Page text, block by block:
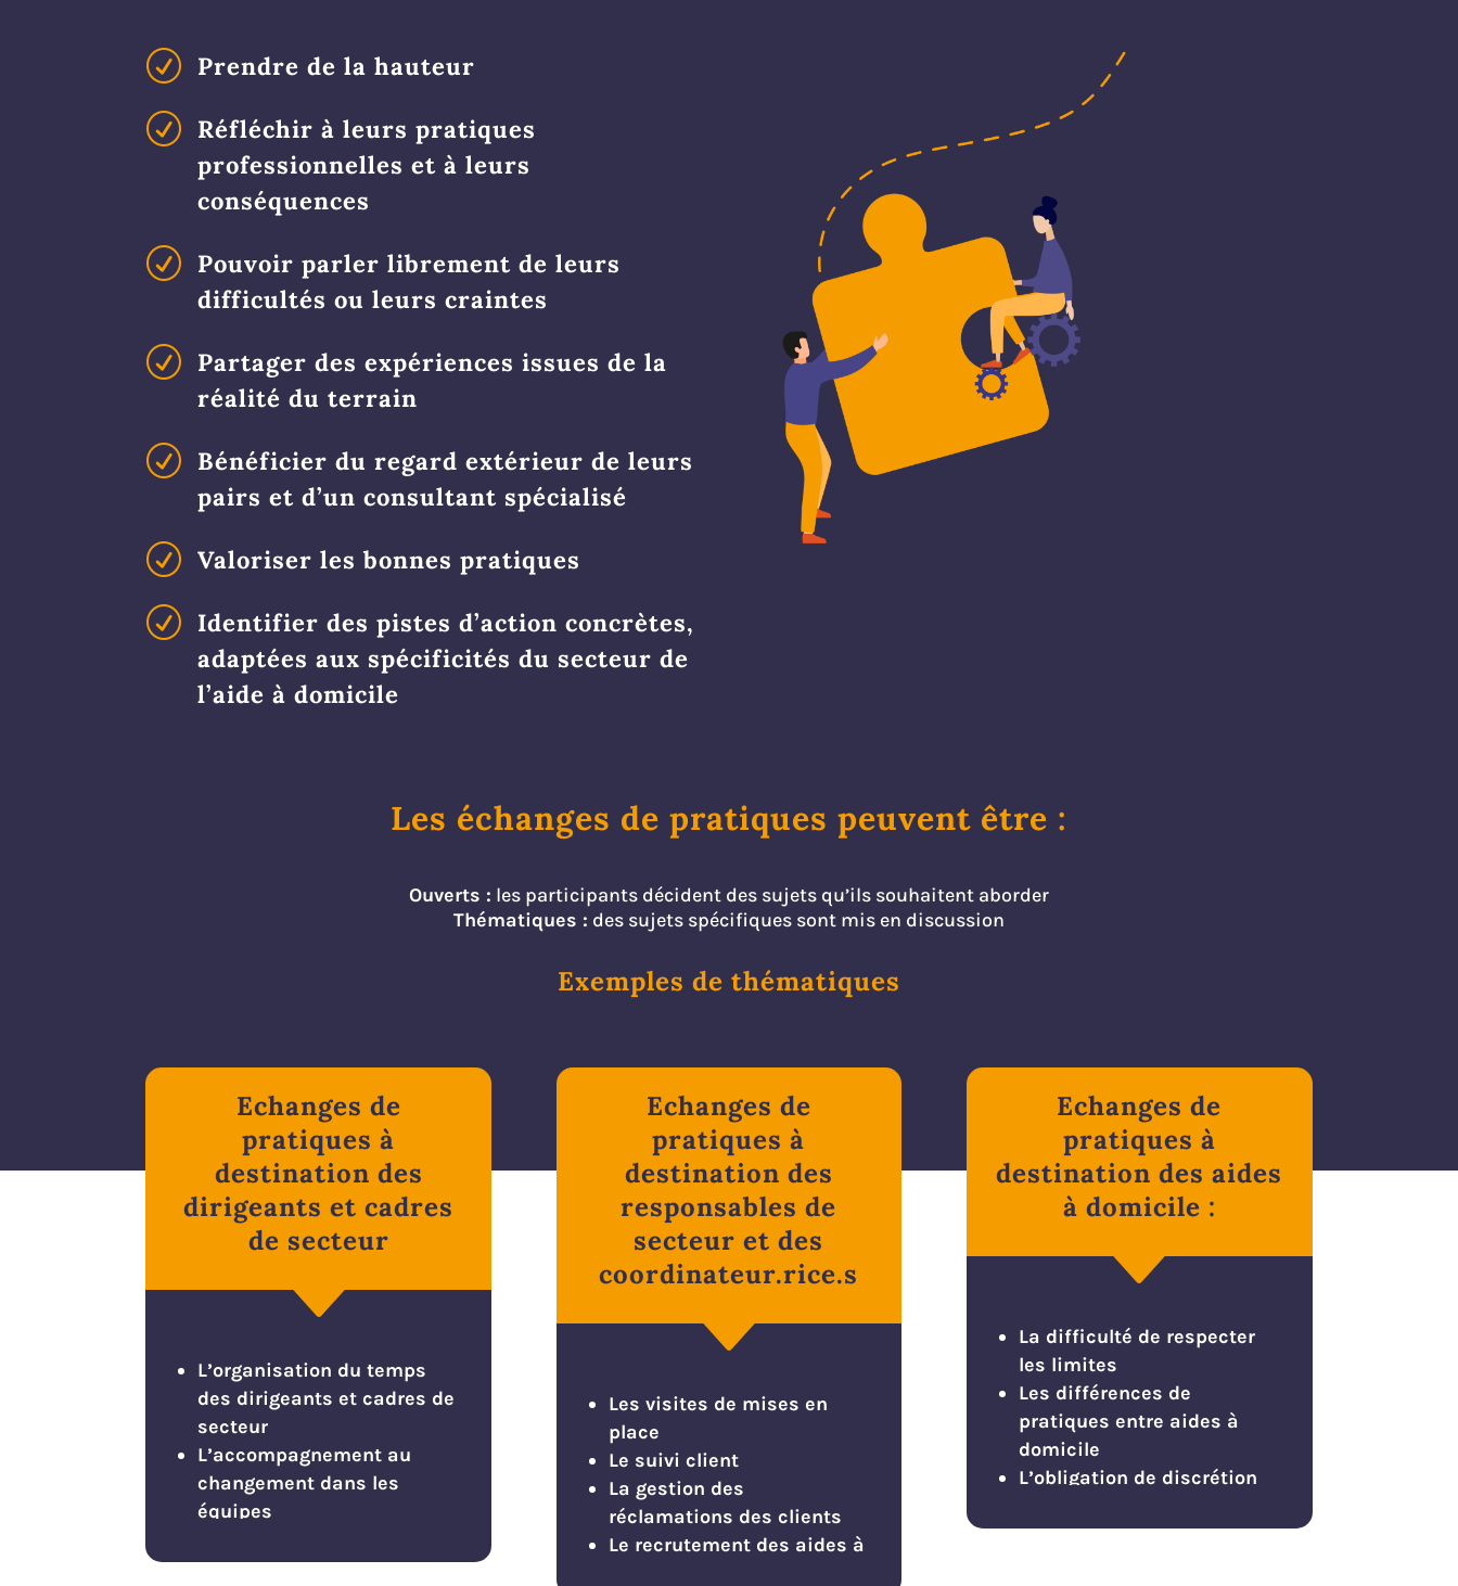
R Prendre de la hauteur
R Réfléchir à leurs pratiques
professionnelles et à leurs
conséquences
R Pouvoir parler librement de leurs
difficultés ou leurs craintes
R Partager des expériences issues de la
réalité du terrain
R Bénéficier du regard extérieur de leurs
pairs et d’un consultant spécialisé
R Valoriser les bonnes pratiques
R Identifier des pistes d’action concrètes,
adaptées aux spécificités du secteur de
l’aide à domicile
Les échanges de pratiques peuvent être :
Ouverts : les participants décident des sujets qu’ils souhaitent aborder
Thématiques : des sujets spécifiques sont mis en discussion
Exemples de thématiques
Echanges de
pratiques à
destination des
dirigeants et cadres
de secteur
C
L’organisation du temps
des dirigeants et cadres de
secteur
L’accompagnement au
changement dans les
équipes
l’autonomie de
Echanges de
pratiques à
destination des
responsables de
secteur et des
coordinateur.rice.s
C
Les visites de mises en
place
Le suivi client
La gestion des
réclamations des clients
Le recrutement des aides à
Echanges de
pratiques à
destination des aides
à domicile :
C
La difficulté de respecter
les limites
Les différences de
pratiques entre aides à
domicile
L’obligation de discrétion
habitudes des clients